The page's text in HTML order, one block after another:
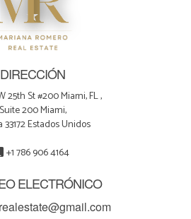
DIRECCIÓN
25th St #200 Miami, FL ,
Suite 200 Miami,
33172 Estados Unidos
+1 786 906 4164
ELECTRÓNICO